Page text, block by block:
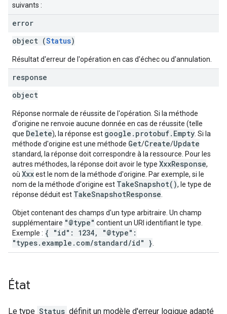
suivants :
error
object (Status)
Résultat d'erreur de l'opération en cas d'échec ou d'annulation.
response
object
Réponse normale de réussite de l'opération. Si la méthode
d'origine ne renvoie aucune donnée en cas de réussite (telle
que Delete), la réponse est google.protobuf.Empty . Si la
méthode d'origine est une méthode Get/Create/Update
standard, la réponse doit correspondre à la ressource. Pour les
autres méthodes, la réponse doit avoir le type XxxResponse,
où Xxxest le nom de la méthode d'origine. Par exemple, si le
nom de la méthode d'origine est TakeSnapshot(), le type de
réponse déduit est TakeSnapshotResponse
Objet contenant des champs d'un type arbitraire. Un champ
supplémentaire "@type" contient un URI identifiant le type.
Exemple : { "id": 1234, "@type":
"types.example.com/standard/id" }
État
Le type Status définit un modèle d'erreur logique adapté